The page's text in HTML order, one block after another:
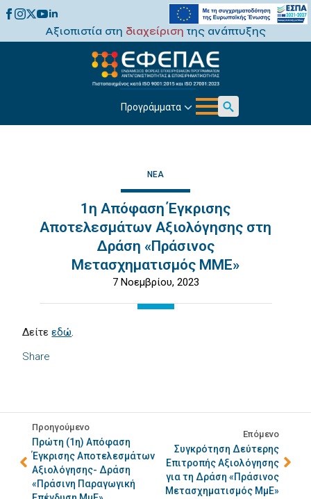
Αξιοπιστία στη διαχείριση της ανάπτυξης
Προγράμματα
Search
ΝΈΑ
1η Απόφαση Έγκρισης
Αποτελεσμάτων Αξιολόγησης στη
Δράση «Πράσινος
Μετασχηματισμός ΜΜΕ»
7 Νοεμβρίου, 2023
Share
Δείτεεδώ.
Προηγούμενο
Πρώτη (1η) Απόφαση
Έγκρισης Αποτελεσμάτων
Αξιολόγησης- Δράση
«Πράσινη Παραγωγική
Επόμενο
Συγκρότηση Δεύτερης
Επιτροπής Αξιολόγησης
για τη Δράση «Πράσινος
Μετασχηματισμός ΜμΕ»